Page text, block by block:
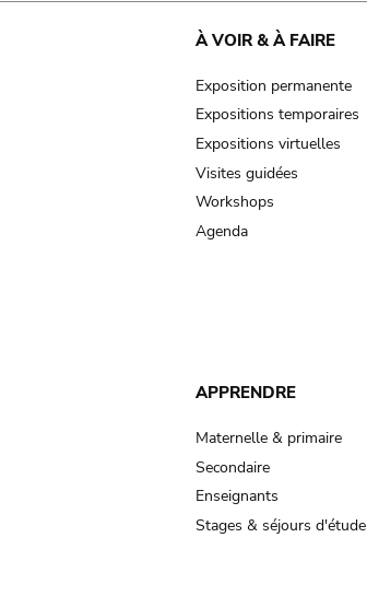
À VOIR & À FAIRE
Exposition permanente
Expositions temporaires
Expositions virtuelles
Visites guidées
Workshops
Agenda
APPRENDRE
Maternelle & primaire
Secondaire
Enseignants
Stages & séjours d'étude